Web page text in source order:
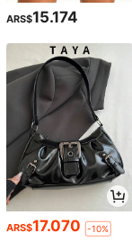
ARS$15.174
ARS$17.070 -10%